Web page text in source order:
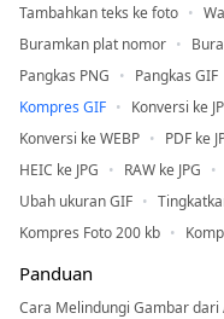
Tambahkan teks ke foto
Buramkan plat nomor
Pangkas PNG
Pangkas GIF
Kompres GIF
Konversi ke
Konversi ke WEBP
PDF ke
HEIC ke JPG
RAW ke JPG
Ubah ukuran GIF
Kompres Foto 200 kb
Panduan
Cara Melindungi Gambar